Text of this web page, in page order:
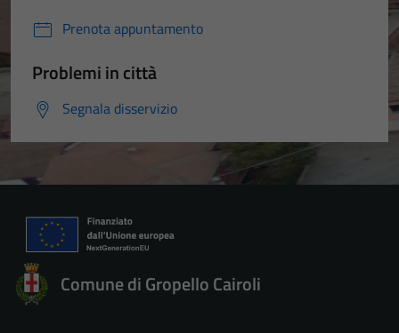
Prenota appuntamento
Problemi in città
Segnala disservizio
Comune di Gropello Cairoli